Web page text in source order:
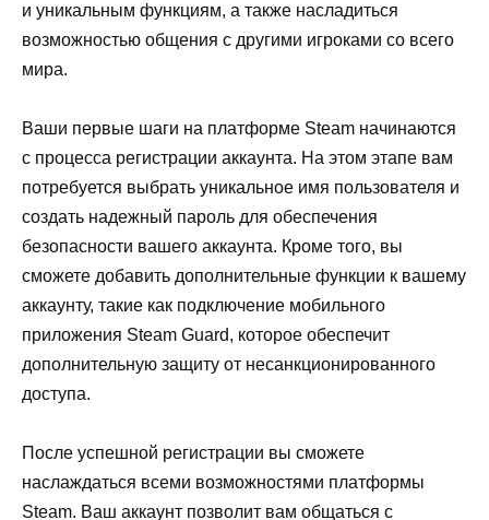
и уникальным функциям, а также насладиться
возможностью общения с другими игроками со всего
мира.
Ваши первые шаги на платформе Steam начинаются
с процесса регистрации аккаунта. На этом этапе вам
потребуется выбрать уникальное имя пользователя и
создать надежный пароль для обеспечения
безопасности вашего аккаунта. Кроме того, вы
сможете добавить дополнительные функции к вашему
аккаунту, такие как подключение мобильного
приложения Steam Guard, которое обеспечит
дополнительную защиту от несанкционированного
доступа.
После успешной регистрации вы сможете
наслаждаться всеми возможностями платформы
Steam. Ваш аккаунт позволит вам общаться с